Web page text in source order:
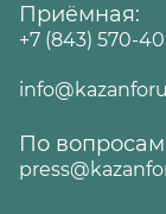
Приёмная:
+7 (843) 570-
По